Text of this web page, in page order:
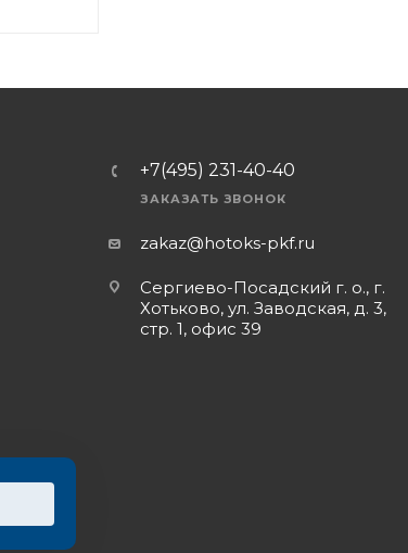
+7(495) 231-40-40
ЗАКАЗАТЬ ЗВОНОК
zakaz@hotoks-pkf.ru
Сергиево-Посадский г. о., г.
Хотьково, ул. Заводская, д. 3,
стр. 1, офис 39